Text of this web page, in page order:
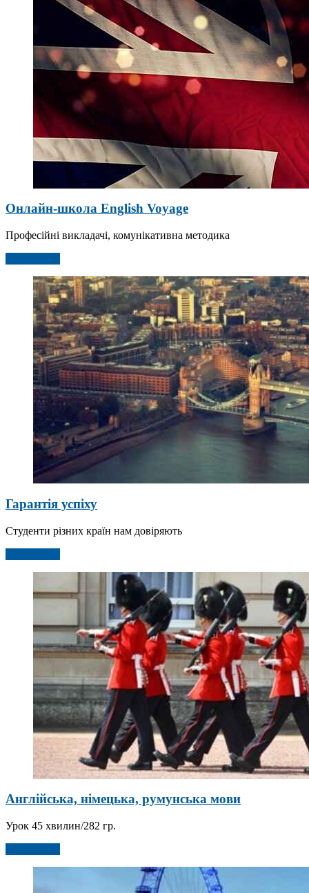
Онлайн-школа English Voyage
Професійні викладачі, комунікативна методика
Гарантія успіху
Студенти різних країн нам довіряють
Англійська, німецька, румунська мови
Урок 45 хвилин/282 гр.